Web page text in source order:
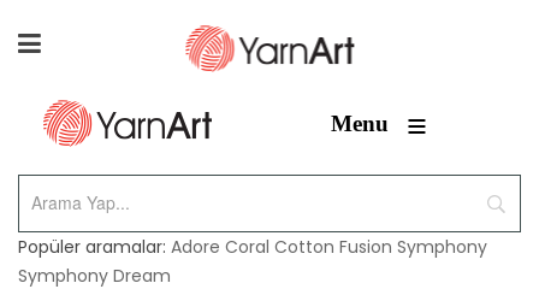
Menu ≡
Popüler aramalar: Adore Coral Cotton Fusion Symphony
Symphony Dream